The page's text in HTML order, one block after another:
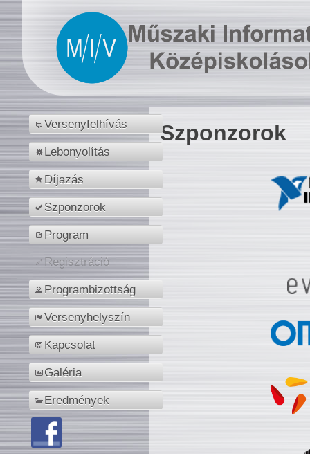
Versenyfelhívás
Lebonyolítás
Díjazás
Szponzorok
Program
Regisztráció
Programbizottság
Versenyhelyszín
Kapcsolat
Galéria
Eredmények
Szponzorok